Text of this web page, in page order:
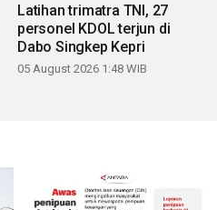
Latihan trimatra TNI, 27
personel KDOL terjun di
Dabo Singkep Kepri
05 August 2026 1:48 WIB